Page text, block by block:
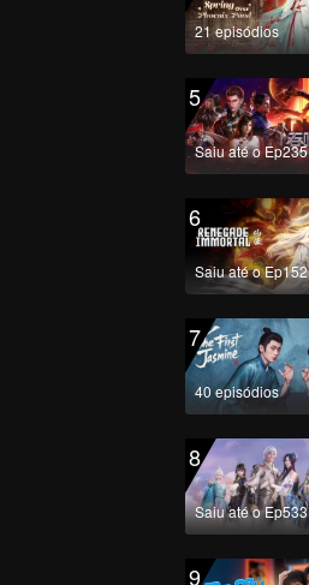
21 episódios
5
Saiu até o Ep235
6
Saiu até o Ep152
7
40 episódios
8
Saiu até o Ep533
9